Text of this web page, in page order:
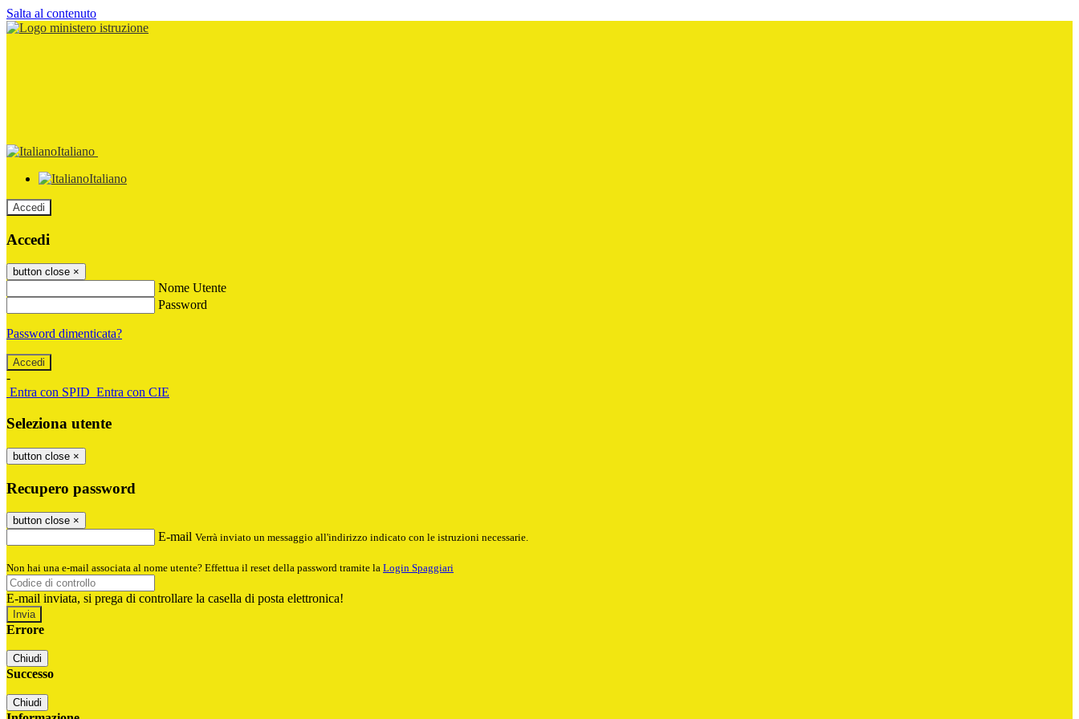
Salta al contenuto
Italiano
Italiano
Accedi
Accedi
button close ×
Nome Utente
Password
Password dimenticata?
-
Entra con SPID Entra con CIE
Seleziona utente
button close ×
Recupero password
button close ×
E-mail Verrà inviato un messaggio all'indirizzo indicato con le istruzioni necessarie.
Non hai una e-mail associata al nome utente? Effettua il reset della password tramite la Login Spaggiari
E-mail inviata, si prega di controllare la casella di posta elettronica!
Errore
Chiudi
Successo
Chiudi